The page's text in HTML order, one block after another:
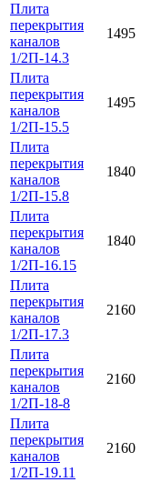
Плита
перекрытия
каналов
1/2П-14.3
1495
Плита
перекрытия
каналов
1/2П-15.5
1495
Плита
перекрытия
каналов
1/2П-15.8
1840
Плита
перекрытия
каналов
1/2П-16.15
1840
Плита
перекрытия
каналов
1/2П-17.3
2160
Плита
перекрытия
каналов
1/2П-18-8
2160
Плита
перекрытия
каналов
1/2П-19.11
2160